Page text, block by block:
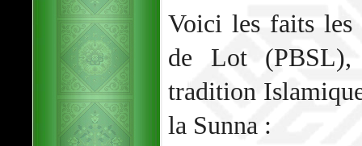
Voici les faits les
de Lot
tradition
la Sunna :